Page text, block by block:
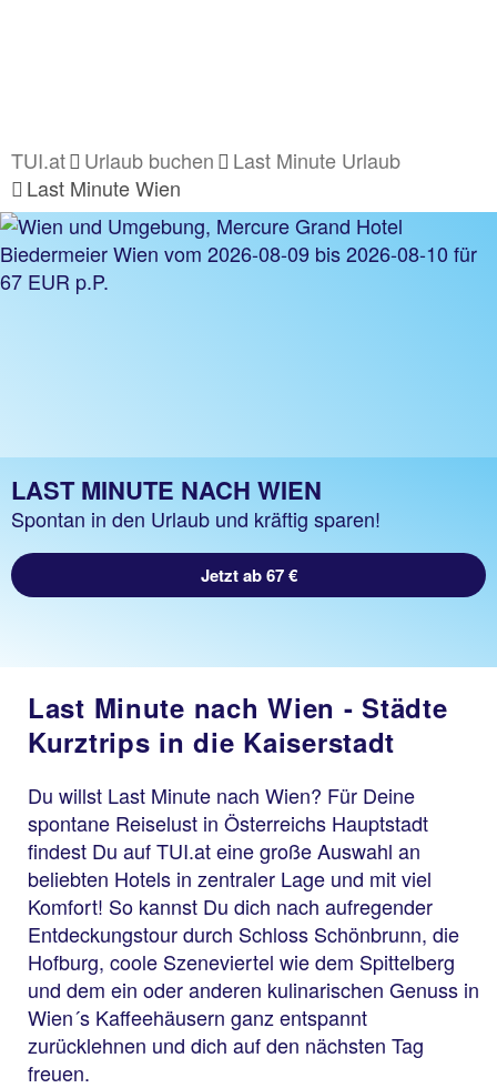
TUI.at Urlaub buchen
Last Minute Urlaub
Last Minute Wien
LAST MINUTE NACH WIEN
Spontan in den Urlaub und kräftig sparen!
Jetzt ab 67 €
Last Minute nach Wien - Städte
Kurztrips in die Kaiserstadt
Du willst Last Minute nach Wien? Für Deine
spontane Reiselust in Österreichs Hauptstadt
findest Du auf TUI.at eine große Auswahl an
beliebten Hotels in zentraler Lage und mit viel
Komfort! So kannst Du dich nach aufregender
Entdeckungstour durch Schloss Schönbrunn, die
Hofburg, coole Szeneviertel wie dem Spittelberg
und dem ein oder anderen kulinarischen Genuss in
Wien´s Kaffeehäusern ganz entspannt
zurücklehnen und dich auf den nächsten Tag
freuen.